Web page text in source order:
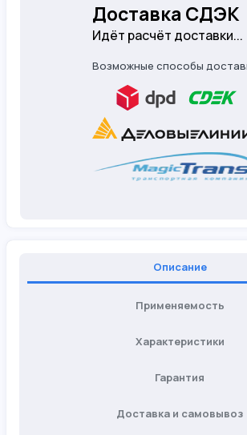
Доставка СДЭК
Идёт расчёт доставки...
Возможные способы
Описание
Применяемость
Характеристики
Гарантия
Доставка и самовывоз